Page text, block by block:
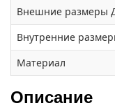
Внешние размеры
Внутренние
Материал
Описание